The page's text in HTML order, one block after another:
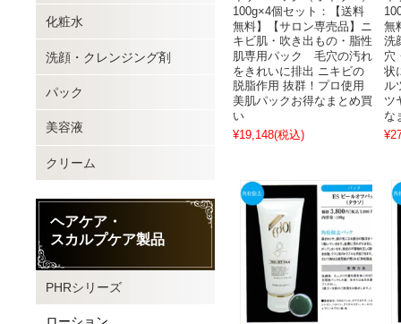
100g×4個セット：【送料
無料】【サロン専売品】ニ
キビ肌・吹き出もの・脂性
肌専用パック 毛穴の汚れ
をきれいに排出 ニキビの
脱脂作用 抜群！プロ使用
美肌パックお得なまとめ買
い
¥19,148(税込)
無
洗
穴
状
ル
ツ
な
化粧水
洗顔・クレンジング剤
パック
美容液
クリーム
ヘアケア・
スカルプケア製品
PHRシリーズ